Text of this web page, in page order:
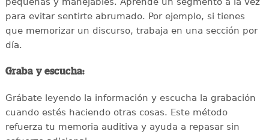
para evitar sentirte abrumado. Por ejemplo, si tienes
que memorizar un discurso, trabaja en una sección por
día.
Graba y escucha:
Grábate leyendo la información y escucha la grabación
cuando estés haciendo otras cosas. Este método
refuerza tu memoria auditiva y ayuda a repasar sin